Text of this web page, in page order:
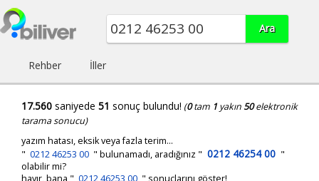
Rehber İller
17.560 saniyede 51 sonuç bulundu! (0tam 1 yakın 50elektronik
tarama sonucu)
yazım hatası, eksik veya fazla terim...
" 0212 46253 00 " bulunamadı, aradığınız " 0212 46254 00 "
olabilir mi?
hayır, bana " 0212 46253 00 " sonuçlarını göster!